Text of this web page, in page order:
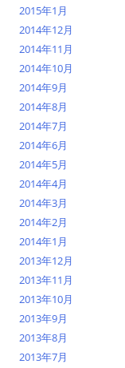
2015年1月
2014年12月
2014年11月
2014年10月
2014年9月
2014年8月
2014年7月
2014年6月
2014年5月
2014年4月
2014年3月
2014年2月
2014年1月
2013年12月
2013年11月
2013年10月
2013年9月
2013年8月
2013年7月